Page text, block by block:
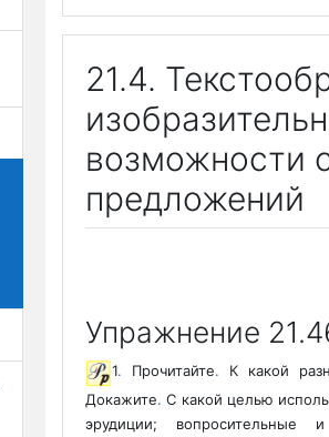
21.4.
возможности
предложений
Упражнение
1. Прочитайте. К какой
Докажите. С какой целью
эрудиции; вопросительные